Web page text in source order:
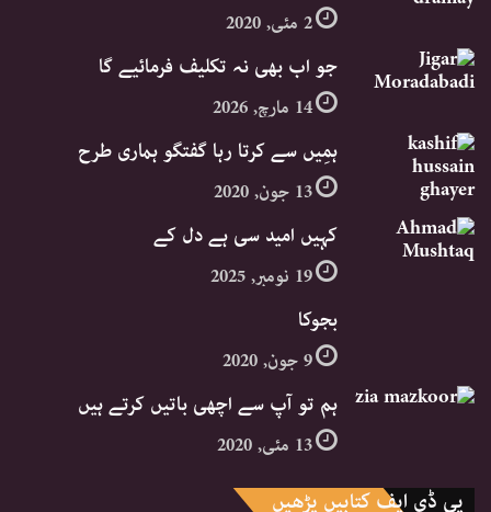
2 مئی, 2020
جو اب بھی نہ تکلیف فرمائیے گا
14 مارچ, 2026
ہمِیں سے کرتا رہا گفتگو ہماری طرح
13 جون, 2020
کہیں امید سی ہے دل کے
19 نومبر, 2025
بجوکا
9 جون, 2020
ہم تو آپ سے اچھی باتیں کرتے ہیں
13 مئی, 2020
پی ڈی ایف کتابیں پڑھیں